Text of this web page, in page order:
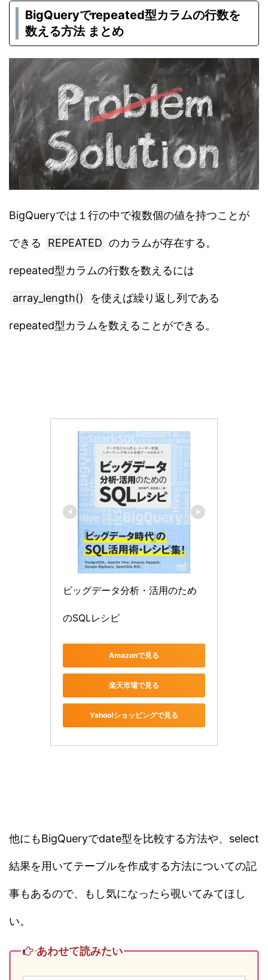
BigQueryでrepeated型カラムの行数を
数える方法 まとめ
BigQueryでは１行の中で複数個の値を持つことが
できる REPEATED のカラムが存在する。
repeated型カラムの行数を数えるには
array_length() を使えば繰り返し列である
repeated型カラムを数えることができる。
ビッグデータ分析・活用のため
のSQLレシピ
Amazonで見る
楽天市場で見る
Yahoo!ショッピングで見る
他にもBigQueryでdate型を比較する方法や、select
結果を用いてテーブルを作成する方法についての記
事もあるので、もし気になったら覗いてみてほし
い。
あわせて読みたい